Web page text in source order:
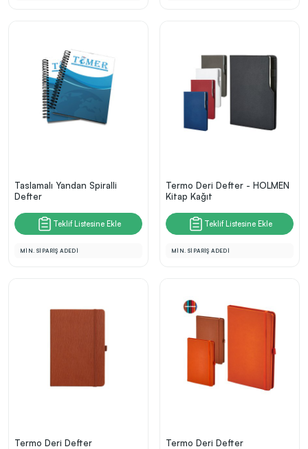
Taslamalı Yandan Spiralli
Defter
Teklif Listesine Ekle
MİN. SİPARİŞ ADEDİ
Termo Deri Defter - HOLMEN
Kitap Kağıt
Teklif Listesine Ekle
MİN. SİPARİŞ ADEDİ
Termo Deri Defter Termo Deri Defter